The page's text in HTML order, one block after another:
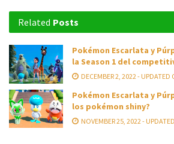
Related Posts
Pokémon Escarlata y
la Season 1 del
DECEMBER 2, 2022 - UPDATED
Pokémon Escarlata y
los pokémon shiny?
NOVEMBER 25, 2022 -